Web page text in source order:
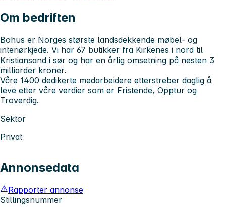
Om bedriften
Bohus er Norges største landsdekkende møbel- og
interiørkjede. Vi har 67 butikker fra Kirkenes i nord til
Kristiansand i sør og har en årlig omsetning på nesten 3
milliarder kroner.
Våre 1400 dedikerte medarbeidere etterstreber daglig å
leve etter våre verdier som er Fristende, Opptur og
Troverdig.
Sektor
Privat
Annonsedata
Rapporter annonse
Stillingsnummer